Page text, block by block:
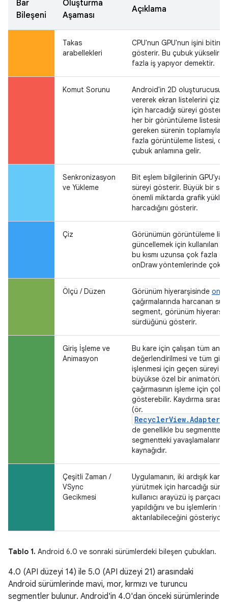
Bar
Bileşeni
Oluşturma
Aşaması
Açıklama
Takas
arabellekleri
CPU'nun GPU'nun işini
gösterir. Bu çubuk
fazla iş yapıyor demektir.
Komut Sorunu
Android'in 2D
vererek ekran listelerini
için harcadığı süreyi
her bir görüntüleme
gereken sürenin toplamıyla
fazla görüntüleme listesi,
çubuk anlamına gelir.
Senkronizasyon
ve Yükleme
Bit eşlem bilgilerinin GPU'ya
süreyi gösterir. Büyük bir
önemli miktarda grafik
harcadığını gösterir.
Çiz
Görünümün görüntüleme
güncellemek için kullanılan
bu kısmı uzunsa çok fazla
onDraw yöntemlerinde çok
Ölçü / Düzen Görünüm hiyerarşisinde
çağırmalarında harcanan
segment, görünüm
sürdüğünü gösterir.
Giriş İşleme ve
Animasyon
Bu kare için çalışan tüm
değerlendirilmesi ve tüm giriş
işlenmesi için geçen süreyi
büyükse özel bir
çağırmasının işleme için çok
gösterebilir. Kaydırma
(ör.
de genellikle bu segmentte
segmentteki yavaşlamaların
kaynağıdır.
Çeşitli Zaman /
VSync
Gecikmesi
Uygulamanın, iki ardışık
yürütmek için harcadığı
kullanıcı arayüzü iş
yapıldığını ve bu işlemlerin
aktarılabileceğini gösteriyor
Tablo 1. Android 6.0 ve sonraki sürümlerdeki bileşen çubukları.
4.0 (API düzeyi 14) ile 5.0 (API düzeyi 21) arasındaki
Android sürümlerinde mavi, mor, kırmızı ve turuncu
segmentler bulunur. Android'in 4.0'dan önceki sürümlerinde